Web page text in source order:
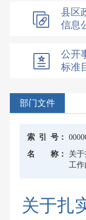
县区
信息
公开
标准
部门文件
索 引 号：
名
称：
关
工
关于扎